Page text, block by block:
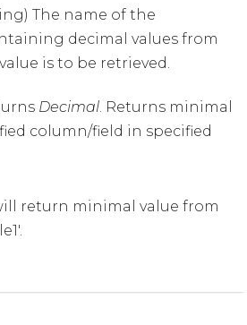
The name of the
decimal values from
is to be retrieved.
Decimal. Returns minimal
column/field in specified
return minimal value from